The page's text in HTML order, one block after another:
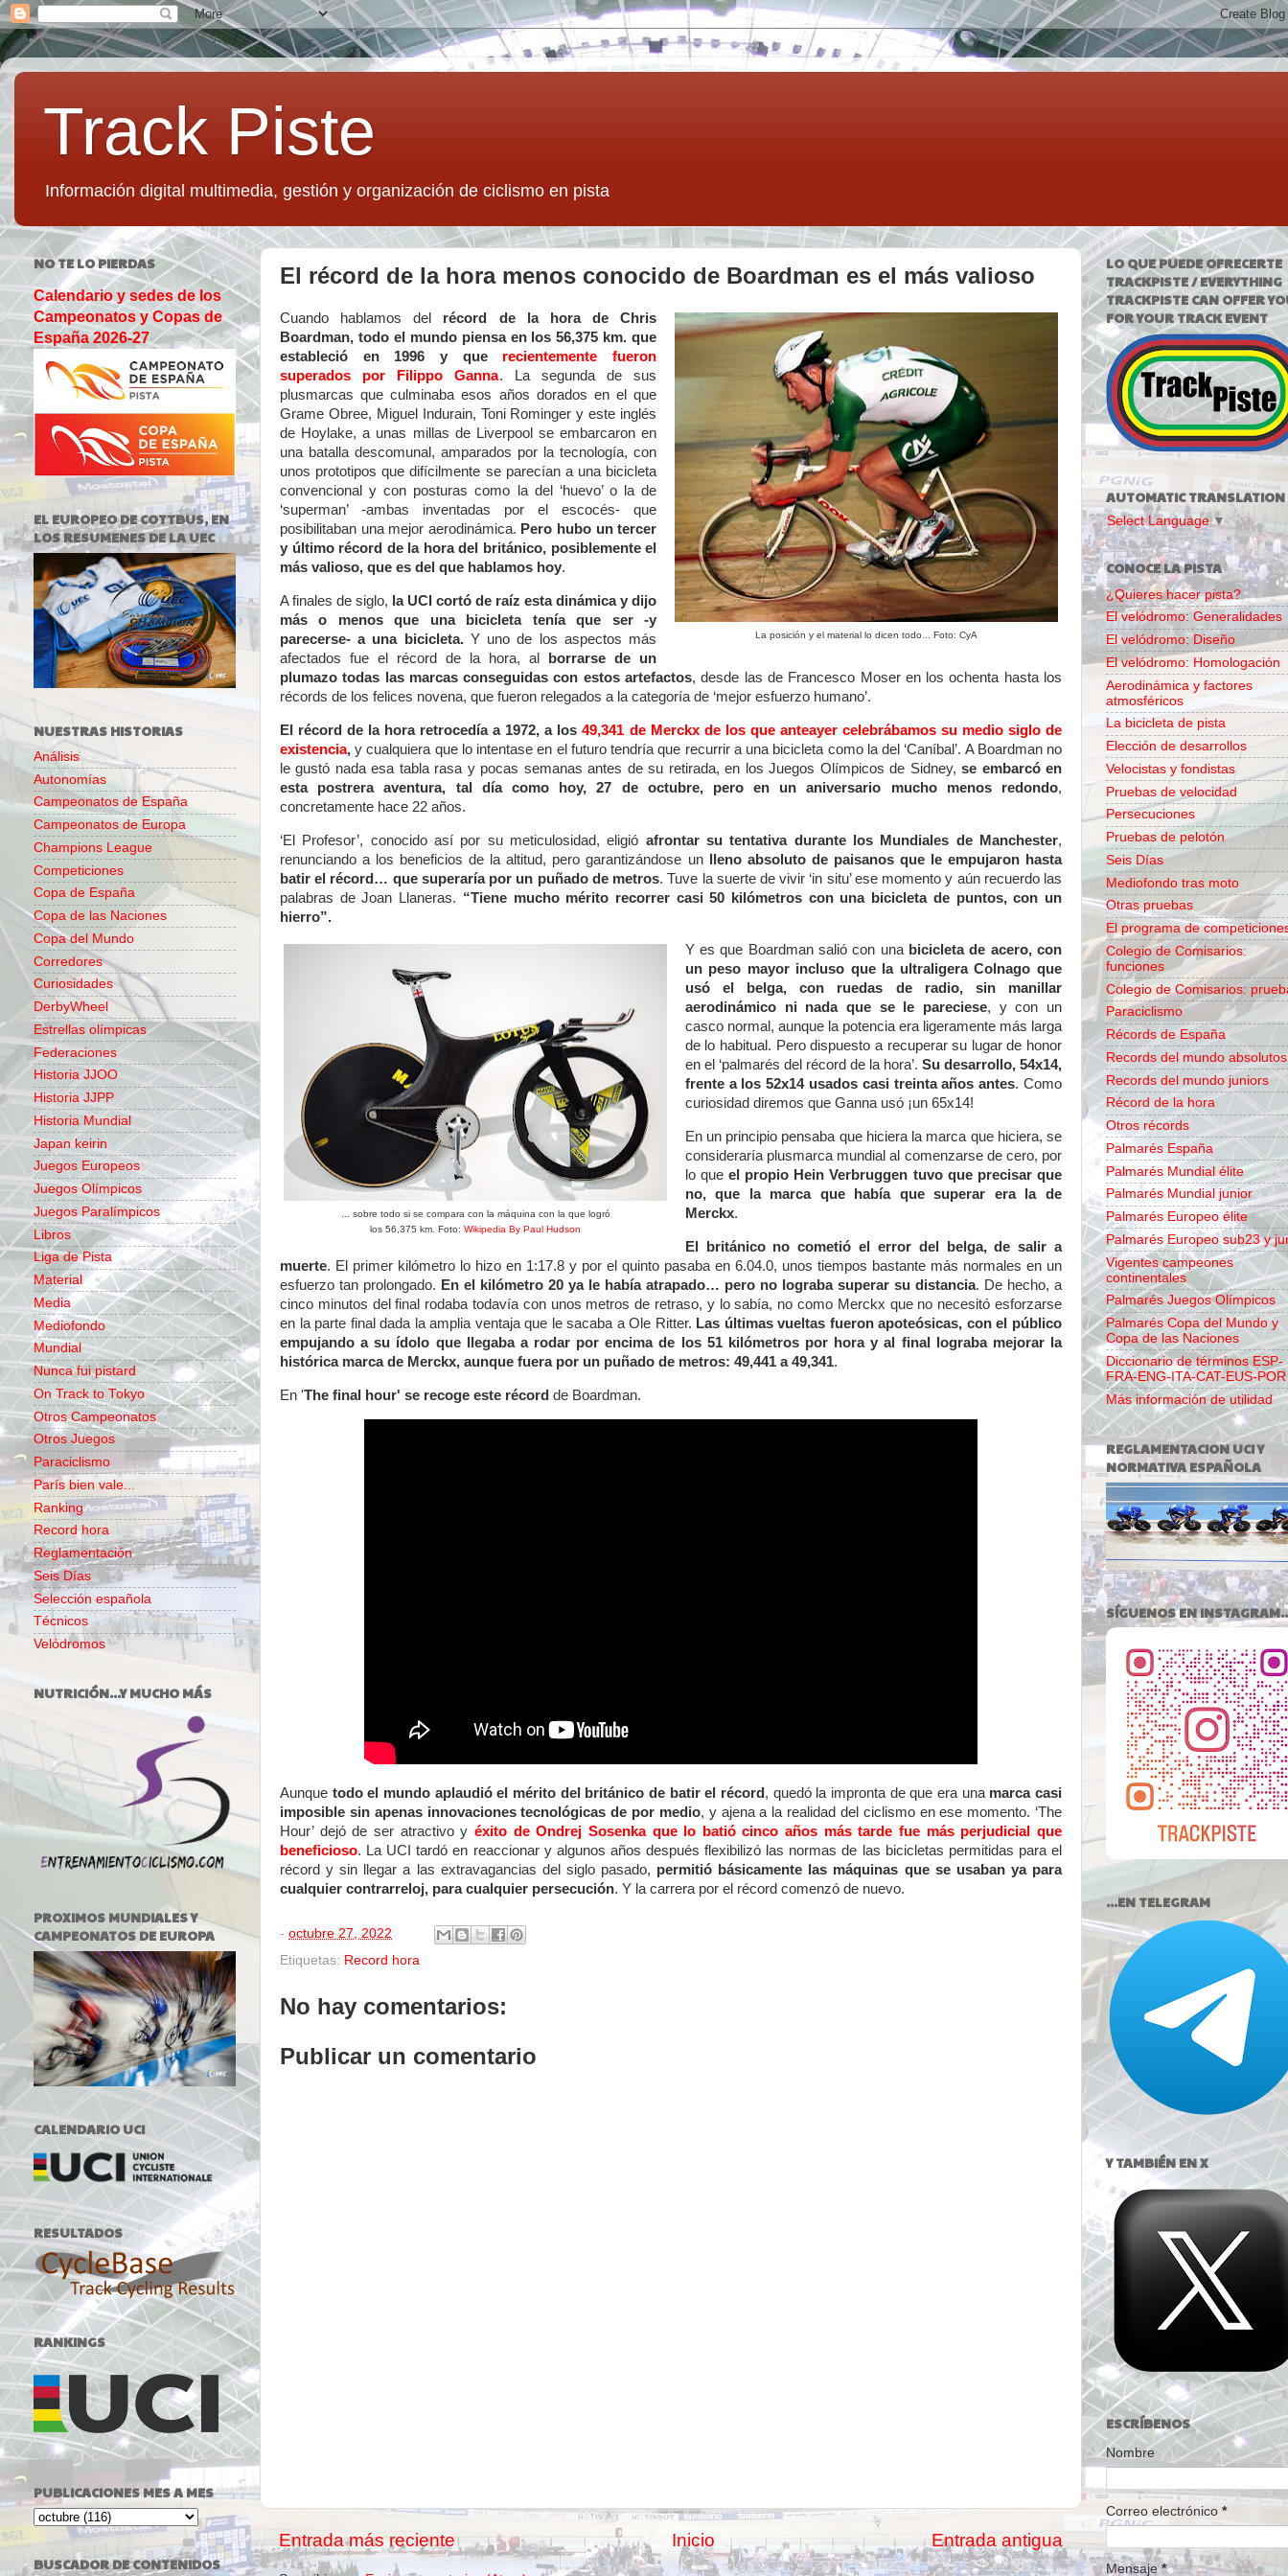
Track Piste
Información digital multimedia, gestión y organización de ciclismo en pista
El récord de la hora menos conocido de Boardman es el más valioso
La posición y el material lo dicen todo... Foto: CyA
Cuando hablamos del récord de la hora de Chris
Boardman, todo el mundo piensa en los 56,375 km. que
estableció en 1996 y que recientemente fueron
superados por Filippo Ganna. La segunda de sus
plusmarcas que culminaba esos años dorados en el que
Grame Obree, Miguel Indurain, Toni Rominger y este inglés
de Hoylake, a unas millas de Liverpool se embarcaron en
una batalla descomunal, amparados por la tecnología, con
unos prototipos que difícilmente se parecían a una bicicleta
convencional y con posturas como la del ‘huevo’ o la de
‘superman’ -ambas inventadas por el escocés- que
posibilitaban una mejor aerodinámica. Pero hubo un tercer
y último récord de la hora del británico, posiblemente el
más valioso, que es del que hablamos hoy.
A finales de siglo, la UCI cortó de raíz esta dinámica y dijo
más o menos que una bicicleta tenía que ser -y
parecerse- a una bicicleta. Y uno de los aspectos más
afectados fue el récord de la hora, al
borrarse de un
plumazo todas las marcas conseguidas con estos artefactos, desde las de Francesco Moser en los ochenta hasta los
récords de los felices novena, que fueron relegados a la categoría de ‘mejor esfuerzo humano’.
El récord de la hora retrocedía a 1972, a los49,341 de Merckx de los que anteayer celebrábamos su medio siglo de
existencia, y cualquiera que lo intentase en el futuro tendría que recurrir a una bicicleta como la del ‘Caníbal’. A Boardman no
le gustó nada esa tabla rasa y pocas semanas antes de su retirada, en los Juegos Olímpicos de Sidney,se embarcó en
esta postrera aventura, tal día como hoy, 27 de octubre, pero en un aniversario mucho menos redondo,
concretamente hace 22 años.
‘El Profesor’, conocido así por su meticulosidad, eligió afrontar su tentativa durante los Mundiales de Manchester,
renunciando a los beneficios de la altitud, pero garantizándose un lleno absoluto de paisanos que le empujaron hasta
batir el récord… que superaría por un puñado de metros. Tuve la suerte de vivir ‘in situ’ ese momento y aún recuerdo las
palabras de Joan Llaneras. “Tiene mucho mérito recorrer casi 50 kilómetros con una bicicleta de puntos, con un
hierro”.
... sobre todo si se compara con la máquina con la que logró
los 56,375 km. Foto: Wikipedia By Paul Hudson
Y es que Boardman salió con una bicicleta de acero, con
un peso mayor incluso que la ultraligera Colnago que
usó el belga, con ruedas de radio, sin manillar
aerodinámico ni nada que se le pareciese, y con un
casco normal, aunque la potencia era ligeramente más larga
de lo habitual. Pero dispuesto a recuperar su lugar de honor
en el ‘palmarés del récord de la hora’. Su desarrollo, 54x14,
frente a los 52x14 usados casi treinta años antes. Como
curiosidad diremos que Ganna usó ¡un 65x14!
En un principio pensaba que hiciera la marca que hiciera, se
consideraría plusmarca mundial al comenzarse de cero, por
lo queel propio Hein Verbruggen tuvo que precisar que
no, que la marca que había que superar era la de
Merckx.
El británico no cometió el error del belga, de salir a
muerte. El primer kilómetro lo hizo en 1:17.8 y por el quinto pasaba en 6.04.0, unos tiempos bastante más normales en un
esfuerzo tan prolongado. En el kilómetro 20 ya le había atrapado… pero no lograba superar su distancia. De hecho, a
cinco minutos del final rodaba todavía con unos metros de retraso, y lo sabía, no como Merckx que no necesitó esforzarse
en la parte final dada la amplia ventaja que le sacaba a Ole Ritter. Las últimas vueltas fueron apoteósicas, con el público
empujando a su ídolo que llegaba a rodar por encima de los 51 kilómetros por hora y al final lograba mejorar la
histórica marca de Merckx, aunque fuera por un puñado de metros: 49,441 a 49,341.
En 'The final hour' se recoge este récord de Boardman.
Aunque todo el mundo aplaudió el mérito del británico de batir el récord, quedó la impronta de que era una marca casi
imposible sin apenas innovaciones tecnológicas de por medio, y ajena a la realidad del ciclismo en ese momento. ‘The
Hour’ dejó de ser atractivo y éxito de Ondrej Sosenka que lo batió cinco años más tarde fue más perjudicial que
beneficioso. La UCI tardó en reaccionar y algunos años después flexibilizó las normas de las bicicletas permitidas para el
récord y sin llegar a las extravagancias del siglo pasado, permitió básicamente las máquinas que se usaban ya para
cualquier contrarreloj, para cualquier persecución. Y la carrera por el récord comenzó de nuevo.
- octubre 27, 2022
Etiquetas: Record hora
No hay comentarios:
Publicar un comentario
Entrada más reciente Entrada antigua
Inicio
NO TE LO PIERDAS
Calendario y sedes de los
Campeonatos y Copas de
España 2026-27
EL EUROPEO DE COTTBUS, EN
LOS RESUMENES DE LA UEC
NUESTRAS HISTORIAS
Análisis
Autonomías
Campeonatos de España
Campeonatos de Europa
Champions League
Competiciones
Copa de España
Copa de las Naciones
Copa del Mundo
Corredores
Curiosidades
DerbyWheel
Estrellas olímpicas
Federaciones
Historia JJOO
Historia JJPP
Historia Mundial
Japan keirin
Juegos Europeos
Juegos Olímpicos
Juegos Paralímpicos
Libros
Liga de Pista
Material
Media
Mediofondo
Mundial
Nunca fui pistard
On Track to Tokyo
Otros Campeonatos
Otros Juegos
Paraciclismo
París bien vale...
Ranking
Record hora
Reglamentación
Seis Días
Selección española
Técnicos
Velódromos
NUTRICIÓN...Y MUCHO MÁS
PROXIMOS MUNDIALES Y
CAMPEONATOS DE EUROPA
CALENDARIO UCI
RESULTADOS
RANKINGS
PUBLICACIONES MES A MES
BUSCADOR DE CONTENIDOS
LO QUE PUEDE OFRECERTE
TRACKPISTE / EVERYTHING
TRACKPISTE CAN OFFER
FOR YOUR TRACK EVENT
AUTOMATIC TRANSLATION
Select Language ▼
CONOCE LA PISTA
¿Quieres hacer pista?
El velódromo: Generalidades
El velódromo: Diseño
El velódromo: Homologación
Aerodinámica y factores
atmosféricos
La bicicleta de pista
Elección de desarrollos
Velocistas y fondistas
Pruebas de velocidad
Persecuciones
Pruebas de pelotón
Seis Días
Mediofondo tras moto
Otras pruebas
El programa de
Colegio de Comisarios:
funciones
Colegio de Comisarios:
Paraciclismo
Récords de España
Records del mundo absolutos
Records del mundo juniors
Récord de la hora
Otros récords
Palmarés España
Palmarés Mundial élite
Palmarés Mundial junior
Palmarés Europeo élite
Palmarés Europeo sub23 y
Vigentes campeones
continentales
Palmarés Juegos Olímpicos
Palmarés Copa del Mundo y
Copa de las Naciones
Diccionario de términos ESP-
FRA-ENG-ITA-CAT-EUS-POR
Más información de utilidad
REGLAMENTACION UCI Y
NORMATIVA ESPAÑOLA
SÍGUENOS EN
...EN TELEGRAM
Y TAMBIÉN EN X
ESCRÍBENOS
Nombre
Correo electrónico *
Mensaje*